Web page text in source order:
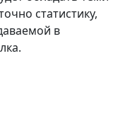
статистику,
в